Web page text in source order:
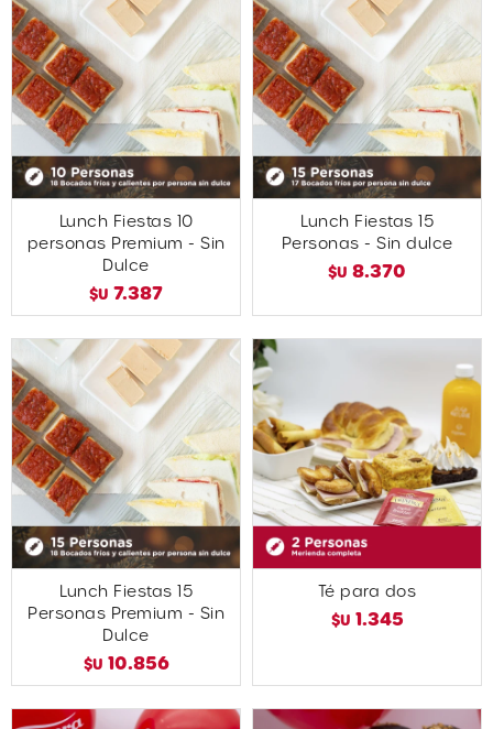
Lunch Fiestas 10
personas Premium - Sin
Dulce
$U 7.387
Lunch Fiestas 15
Personas - Sin dulce
$U 8.370
Lunch Fiestas 15
Personas Premium - Sin
Dulce
$U 10.856
Té para dos
$U 1.345